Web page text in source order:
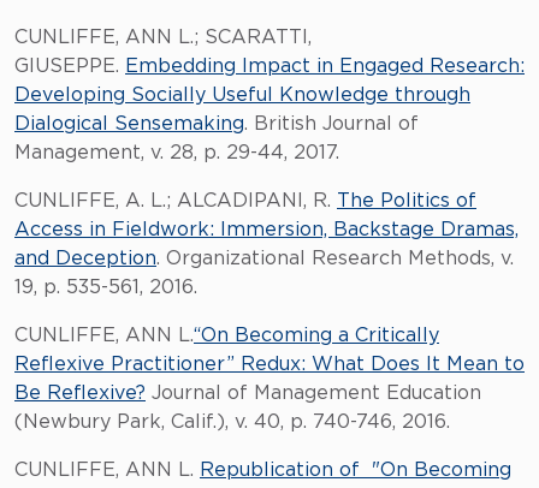
CUNLIFFE, ANN L.; SCARATTI,
GIUSEPPE. Embedding Impact in Engaged Research:
Developing Socially Useful Knowledge through
Dialogical Sensemaking. British Journal of
Management, v. 28, p. 29-44, 2017.
CUNLIFFE, A. L.; ALCADIPANI, R. The Politics of
Access in Fieldwork: Immersion, Backstage Dramas,
and Deception. Organizational Research Methods, v.
19, p. 535-561, 2016.
CUNLIFFE, ANN L.“On Becoming a Critically
Reflexive Practitioner” Redux: What Does It Mean to
Be Reflexive? Journal of Management Education
(Newbury Park, Calif.), v. 40, p. 740-746, 2016.
CUNLIFFE, ANN L. Republication of "On Becoming